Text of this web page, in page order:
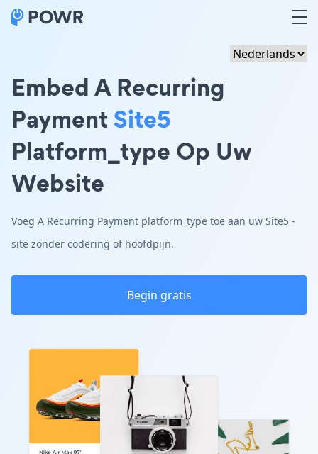
Embed A Recurring
PaymentSite5
Platform_type Op Uw
Website
Voeg A Recurring Payment platform_type toe aan uw Site5 -
site zonder codering of hoofdpijn.
Begin gratis